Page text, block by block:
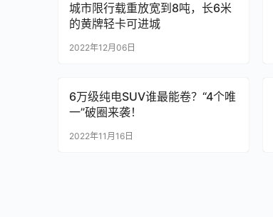
城市限行载重放宽到8吨，长6米
的黄牌轻卡可进城
2022年12月06日
6万级纯电SUV谁最能卷？“4个唯
一”破圈来袭！
2022年11月16日